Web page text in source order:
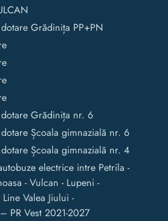
Grădinița PP+PN
Grădinița nr. 6
Școala gimnazială nr. 6
Școala gimnazială nr. 4
electrice intre Petrila -
- Vulcan - Lupeni -
Valea Jiului -
PR Vest 2021-2027